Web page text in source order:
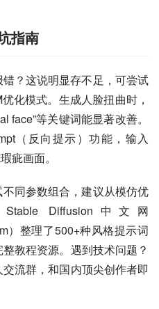
指南
错？这说明显存不足，可尝试
化模式。生成人脸扭曲时，
face”等关键词能显著改善。
（反向提示）功能，输入
疵画面。
同参数组合，建议从模仿优
Diffusion中文网
）整理了500+种风格提示词
教程资源。遇到技术问题？
流群，和国内顶尖创作者即